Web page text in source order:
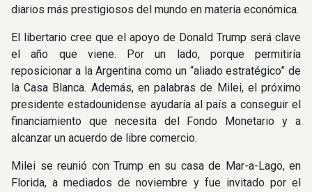
diarios más prestigiosos del mundo en materia económica.
El libertario cree que el apoyo de Donald Trump será clave
el año que viene. Por un lado, porque permitiría
reposicionar a la Argentina como un “aliado estratégico” de
la Casa Blanca. Además, en palabras de Milei, el próximo
presidente estadounidense ayudaría al país a conseguir el
financiamiento que necesita del Fondo Monetario y a
alcanzar un acuerdo de libre comercio.
Milei se reunió con Trump en su casa de Mar-a-Lago, en
Florida, a mediados de noviembre y fue invitado por el